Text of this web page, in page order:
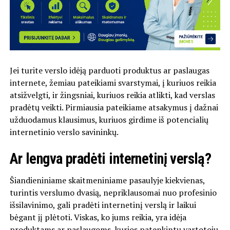
Jei turite verslo idėją parduoti produktus ar paslaugas
internete, žemiau pateikiami svarstymai, į kuriuos reikia
atsižvelgti, ir žingsniai, kuriuos reikia atlikti, kad verslas
pradėtų veikti. Pirmiausia pateikiame atsakymus į dažnai
užduodamus klausimus, kuriuos girdime iš potencialių
internetinio verslo savininkų.
Ar lengva pradėti internetinį verslą?
Šiandieniniame skaitmeniniame pasaulyje kiekvienas,
turintis verslumo dvasią, nepriklausomai nuo profesinio
išsilavinimo, gali pradėti internetinį verslą ir laikui
bėgant jį plėtoti. Viskas, ko jums reikia, yra idėja